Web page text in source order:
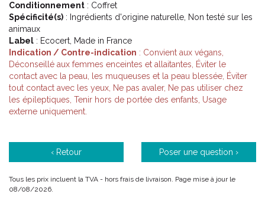
Conditionnement : Coffret
Spécificité(s) : Ingrédients d'origine naturelle, Non testé sur les
animaux
Label : Ecocert, Made in France
Indication / Contre-indication : Convient aux végans,
Déconseillé aux femmes enceintes et allaitantes, Éviter le
contact avec la peau, les muqueuses et la peau blessée, Éviter
tout contact avec les yeux, Ne pas avaler, Ne pas utiliser chez
les épileptiques, Tenir hors de portée des enfants, Usage
externe uniquement.
‹ Retour Poser une question ›
Tous les prix incluent la TVA - hors frais de livraison. Page mise à jour le
08/08/2026.